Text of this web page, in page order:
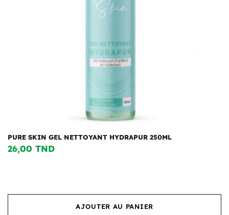
PURE SKIN GEL NETTOYANT HYDRAPUR 250ML
26,00 TND
AJOUTER AU PANIER